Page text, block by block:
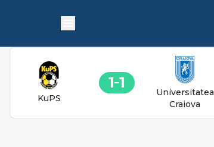
KuPS
1 1
Universitatea
Craiova